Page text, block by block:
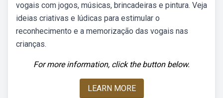
vogais com jogos, músicas, brincadeiras e pintura. Veja
ideias criativas e lúdicas para estimular o
reconhecimento e a memorização das vogais nas
crianças.
For more information, click the button below.
LEARN MORE